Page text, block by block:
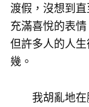
渡假，沒想到
充滿喜悅的表
但許多人的人
幾。
我胡亂地在